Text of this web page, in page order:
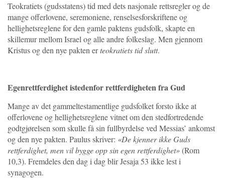
Teokratiets (gudsstatens) tid med dets nasjonale rettsregler og de
mange offerlovene, seremoniene, renselsesforskriftene og
hellighetsreglene for den gamle paktens gudsfolk, skapte en
skillemur mellom Israel og alle andre folkeslag. Men gjennom
Kristus og den nye pakten erteokratiets tid slutt.
Egenrettferdighet istedenfor rettferdigheten fra Gud
Mange av det gammeltestamentlige gudsfolket forsto ikke at
offerlovene og hellighetsreglene vitnet om den stedfortredende
godtgjørelsen som skulle få sin fullbyrdelse ved Messias’ ankomst
og den nye pakten. Paulus skriver: «De kjenner ikke Guds
rettferdighet, men vil bygge opp sin egen rettferdighet»(Rom
10,3). Fremdeles den dag i dag blir Jesaja 53 ikke lest i
synagogen.